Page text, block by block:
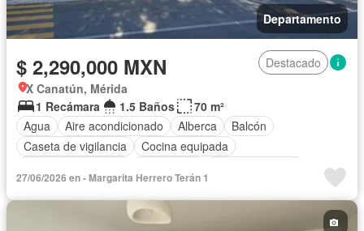
Departamento
$ 2,290,000 MXN
Destacado
X Canatún, Mérida
1 Recámara
1.5 Baños
70 m²
Agua
Aire acondicionado Alberca
Balcón
Caseta de vigilancia
Cocina equipada
Terraza
Zonas verdes Conserje
Parcialmente amueblado
27/06/2026 en - Margarita Herrero Terán 1